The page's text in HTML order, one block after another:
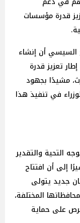
قدرة مؤسسات
السيسي أن إنشاء
تعزيز قدرة
مشيدًا بجهود
في تنفيذ هذا
التحية والتقدير
إلى أن افتتاح
جديد يتولى
المختلفة،
على حماية